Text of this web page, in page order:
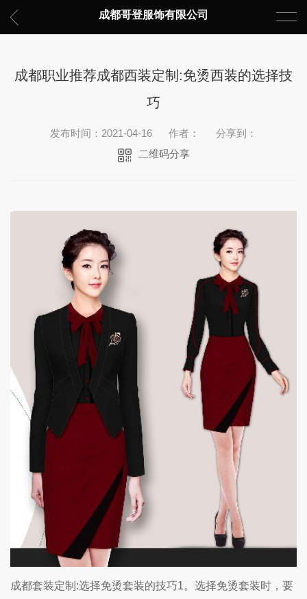
成都哥登服饰有限公司
成都职业推荐成都西装定制:免烫西装的选择技
巧
发布时间：2021-04-16 作者：
分享到：
二维码分享
成都套装定制:选择免烫套装的技巧1。选择免烫套装时，要